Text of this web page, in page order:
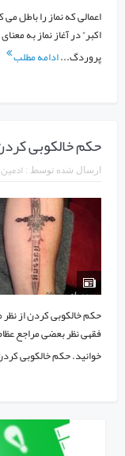
اعمالی که نماز را باطل می
اکبر” در آغاز نماز به
پروردگ...ادامه مطلب
حکم خالکوبی
ارسال شده توسط : ادمین
حکم خالکوبی کردن از
فقهی نظر بعضی مراجع
خوانید. حکم خالکوبی